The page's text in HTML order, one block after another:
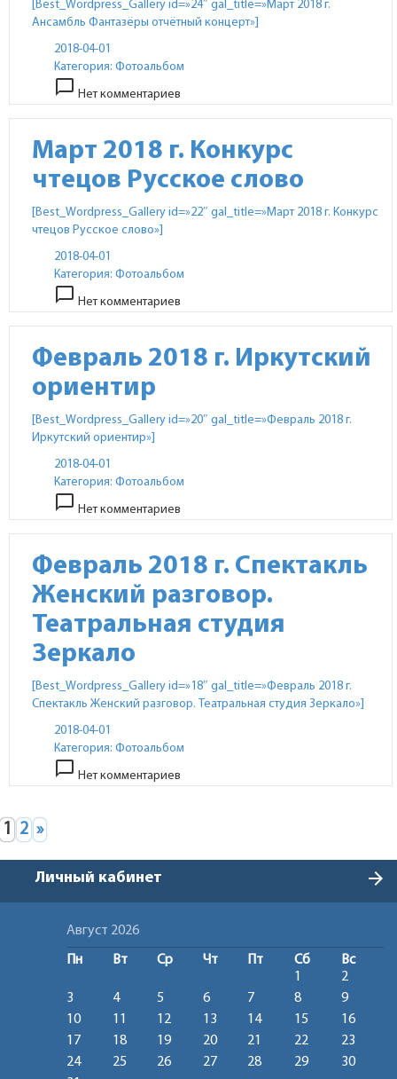
[Best_Wordpress_Gallery id=»24″ gal_title=»Март 2018 г.
Ансамбль Фантазёры отчётный концерт»]
2018-04-01
Категория: Фотоальбом
chat_bubble_outline Нет комментариев
Март 2018 г. Конкурс
чтецов Русское слово
[Best_Wordpress_Gallery id=»22″ gal_title=»Март 2018 г. Конкурс
чтецов Русское слово»]
2018-04-01
Категория: Фотоальбом
chat_bubble_outline Нет комментариев
Февраль 2018 г. Иркутский
ориентир
[Best_Wordpress_Gallery id=»20″ gal_title=»Февраль 2018 г.
Иркутский ориентир»]
2018-04-01
Категория: Фотоальбом
chat_bubble_outline Нет комментариев
Февраль 2018 г. Спектакль
Женский разговор.
Театральная студия
Зеркало
[Best_Wordpress_Gallery id=»18″ gal_title=»Февраль 2018 г.
Спектакль Женский разговор. Театральная студия Зеркало»]
2018-04-01
Категория: Фотоальбом
chat_bubble_outline Нет комментариев
1 2 »
Личный кабинет arrow_forward
Август 2026
Пн Вт Ср Чт Пт Сб
Вс
1
2
3
4 5 6 7 8
9
10
11 12 13 14 15
16
17
18 19 20 21 22
23
24
25 26 27 28 29
30